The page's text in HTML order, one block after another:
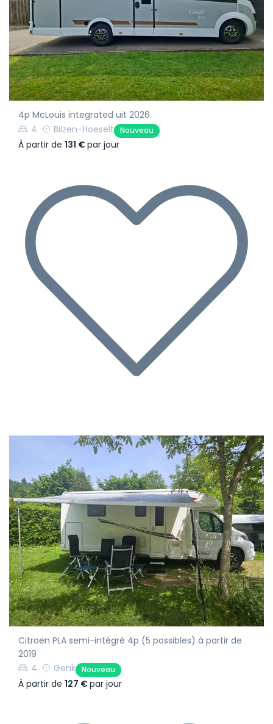
4p McLouis integrated uit 2026
4
Bilzen-Hoeselt Nouveau
À partir de 131 €par jour
Citroën PLA semi-intégré 4p (5 possibles) à partir de
2019
4
Genk Nouveau
À partir de 127 €par jour